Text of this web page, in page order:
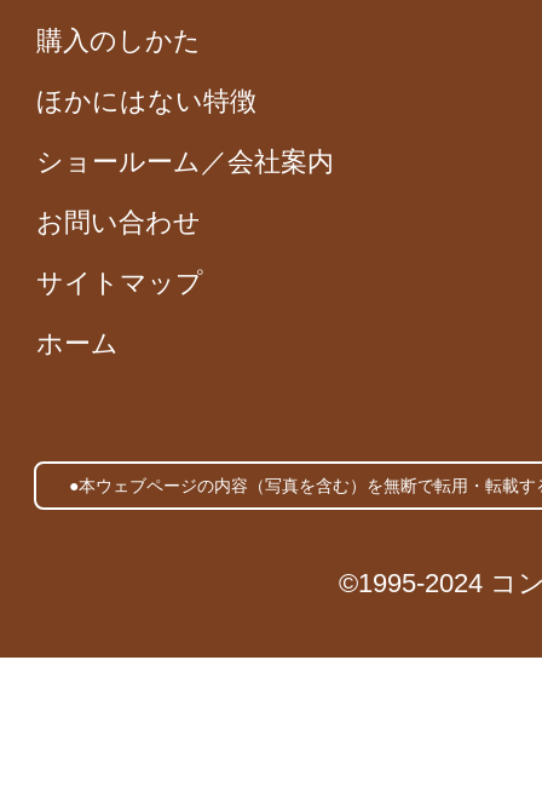
購入のしかた
ほかにはない特徴
ショールーム／会社案内
お問い合わせ
サイトマップ
ホーム
●本ウェブページの内容（写真を含む）を無断で転用・転載
©1995-2024 コ